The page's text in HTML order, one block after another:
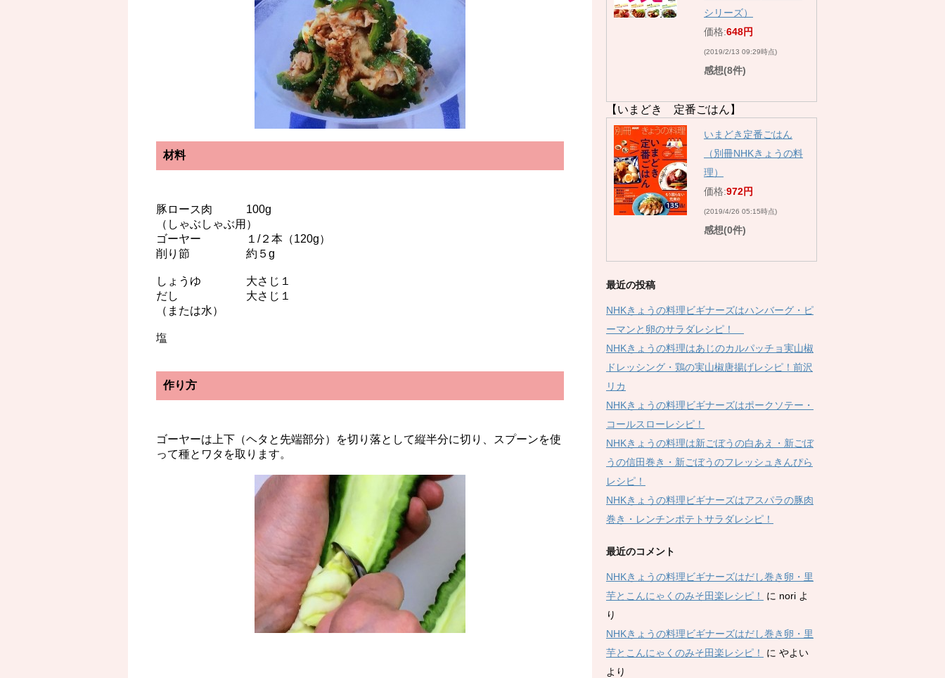
材料
豚ロース肉 100g
（しゃぶしゃぶ用）
ゴーヤー １/２本（120g）
削り節 約５g
しょうゆ 大さじ１
だし 大さじ１
（または水）
塩
作り方
ゴーヤーは上下（ヘタと先端部分）を切り落として縦半分に切り、スプーンを使
って種とワタを取ります。
シリーズ）
価格:648円
(2019/2/13 09:29時点)
感想(8件)
【いまどき 定番ごはん】
いまどき定番ごはん
（別冊NHKきょうの料
理）
価格:972円
(2019/4/26 05:15時点)
感想(0件)
最近の投稿
NHKきょうの料理ビギナーズはハンバーグ・ピ
ーマンと卵のサラダレシピ！
NHKきょうの料理はあじのカルパッチョ実山椒
ドレッシング・鶏の実山椒唐揚げレシピ！前沢
リカ
NHKきょうの料理ビギナーズはポークソテー・
コールスローレシピ！
NHKきょうの料理は新ごぼうの白あえ・新ごぼ
うの信田巻き・新ごぼうのフレッシュきんぴら
レシピ！
NHKきょうの料理ビギナーズはアスパラの豚肉
巻き・レンチンポテトサラダレシピ！
最近のコメント
NHKきょうの料理ビギナーズはだし巻き卵・里
芋とこんにゃくのみそ田楽レシピ！
に nori よ
り
NHKきょうの料理ビギナーズはだし巻き卵・里
芋とこんにゃくのみそ田楽レシピ！
に やよい
より